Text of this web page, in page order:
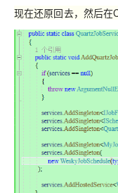
现在还原回去，然后在